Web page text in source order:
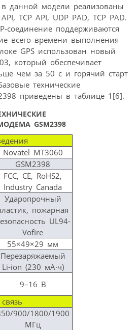
в данной модели реализованы
TCP API, UDP PAD, TCP PAD.
соединение поддерживаются
всего времени выполнения
GPS использован новый
который обес­печивает
чем за 50 с и горячий старт
технические
приведены в таблице 1[6].
GSM2398
Novatel MT3060
GSM2398
FCC, CE, RoHS2,
Industry Canada
Ударопрочный
пожарная
UL94-
Vofire
55×49×29 мм
Перезаряжаемый
Li-ion (230 мА·ч)
9–16 В
900/1800/1900
МГц